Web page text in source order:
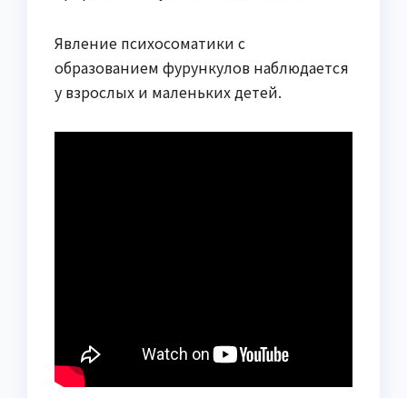
Явление психосоматики с
образованием фурункулов наблюдается
у взрослых и маленьких детей.